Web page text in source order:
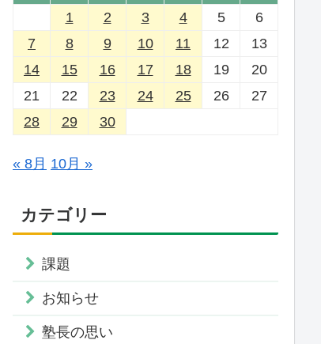
1 2 3 4 5
6
7
8 9 10 11 12
13
14
15 16 17 18 19
20
21
22 23 24 25 26
27
28
29 30
« 8月 10月 »
カテゴリー
課題
お知らせ
塾長の思い